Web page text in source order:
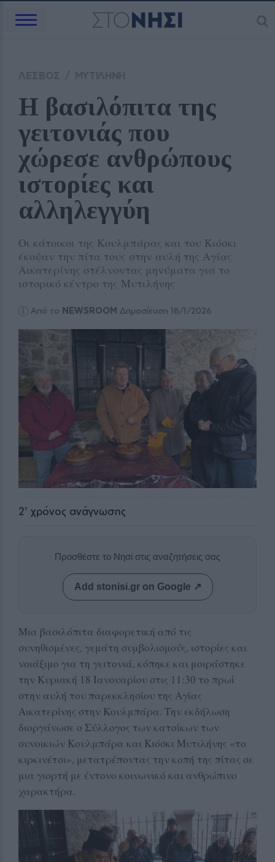
Η βασιλόπιτα της
γειτονιάς που
χώρεσε ανθρώπους
ιστορίες και
αλληλεγγύη
Οι κάτοικοι της Κουλμπάρας και του Κιόσκι
έκοψαν την πίτα τους στην αυλή της Αγίας
Αικατερίνης στέλνοντας μηνύματα για το
ιστορικό κέντρο της Μυτιλήνης
Από το NEWSROOM Δημοσίευση 18/1/2026
2' χρόνος ανάγνωσης
Προσθέστε το Νησί στις αναζητήσεις σας
Add stonisi.gr on Google ↗
Μια βασιλόπιτα διαφορετική από τις
συνηθισμένες, γεμάτη συμβολισμούς, ιστορίες και
νοιάξιμο για τη γειτονιά, κόπηκε και μοιράστηκε
την Κυριακή 18 Ιανουαρίου στις 11:30 το πρωί
στην αυλή του παρεκκλησίου της Αγίας
Αικατερίνης στην Κουλμπάρα. Την εκδήλωση
διοργάνωσε ο Σύλλογος των κατοίκων των
συνοικιών Κουλμπάρα και Κιόσκι Μυτιλήνης «το
κιρκινέτσι», μετατρέποντας την κοπή της πίτας σε
μια γιορτή με έντονο κοινωνικό και ανθρώπινο
χαρακτήρα.